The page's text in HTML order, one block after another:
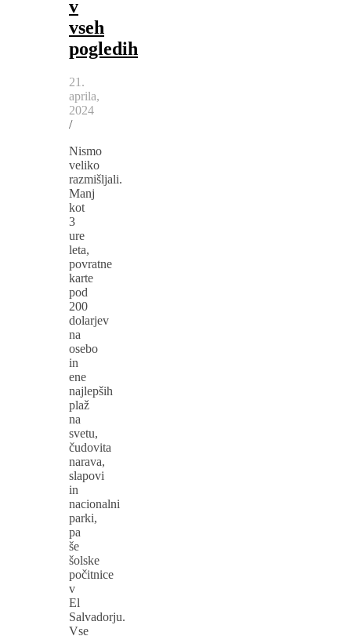
v
vseh
pogledih
21.
aprila,
2024
/
Nismo
veliko
razmišljali.
Manj
kot
3
ure
leta,
povratne
karte
pod
200
dolarjev
na
osebo
in
ene
najlepših
plaž
na
svetu,
čudovita
narava,
slapovi
in
nacionalni
parki,
pa
še
šolske
počitnice
v
El
Salvadorju.
Vse